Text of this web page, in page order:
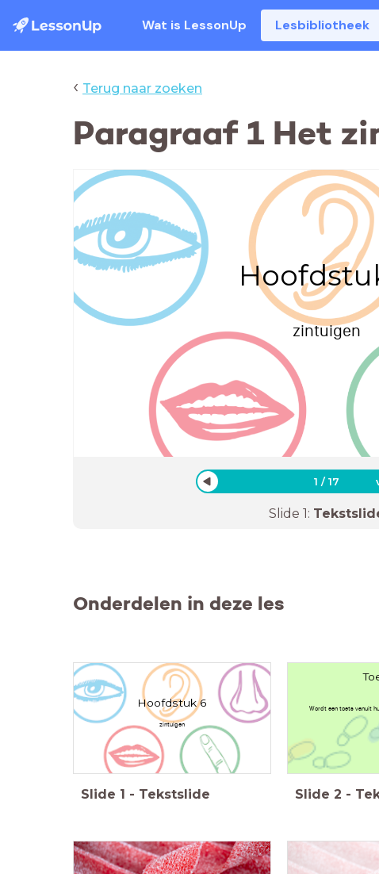
Wat is LessonUp Lesbibliotheek
‹ Terug naar zoeken
Paragraaf 1 Het
zintuigen
1 /17
Slide 1:
Onderdelen in deze les
Hoofdstuk 6
zintuigen
Slide 1 - Tekstslide
Wordt een toets vanuit
Slide 2 -